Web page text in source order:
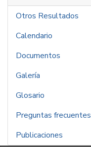
Otros Resultados
Calendario
Documentos
Galería
Glosario
Preguntas frecuentes
Publicaciones